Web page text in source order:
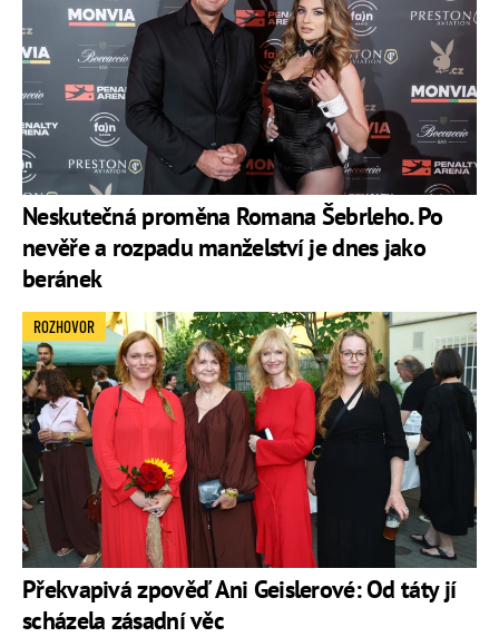
Neskutečná proměna Romana Šebrleho. Po
nevěře a rozpadu manželství je dnes jako
beránek
Překvapivá zpověď Ani Geislerové: Od táty jí
scházela zásadní věc
ROZHOVOR